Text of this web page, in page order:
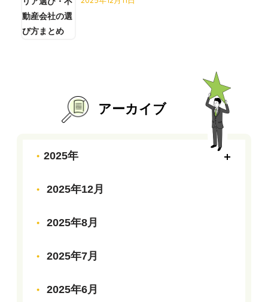
アーカイブ
2025年
2025年12月
2025年8月
2025年7月
2025年6月